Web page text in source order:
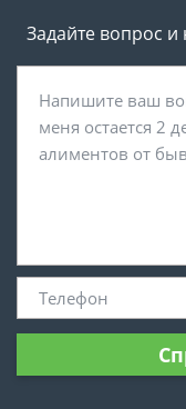
Задайте вопрос и